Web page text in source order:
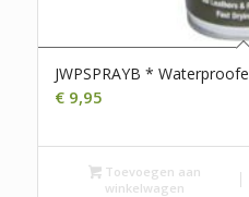
JWPSPRAYB *
€9,95
Toevoegen aan
winkelwagen